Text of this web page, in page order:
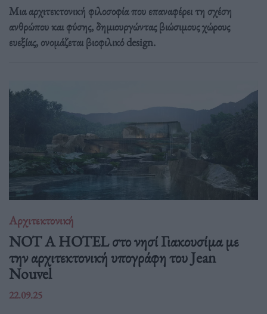
Μια αρχιτεκτονική φιλοσοφία που επαναφέρει τη σχέση
ανθρώπου και φύσης, δημιουργώντας βιώσιμους χώρους
ευεξίας, ονομάζεται βιοφιλικό design.
Αρχιτεκτονική
NOT A HOTEL στο νησί Γιακουσίμα με
την αρχιτεκτονική υπογράφη του Jean
Nouvel
22.09.25